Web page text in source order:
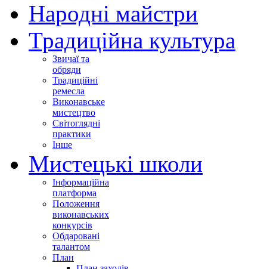
Народні майстри
Традиційна культура
Звичаї та
обряди
Традиційні
ремесла
Виконавське
мистецтво
Світоглядні
практики
Інше
Мистецькі школи
Інформаційна
платформа
Положення
виконавських
конкурсів
Обдаровані
талантом
План